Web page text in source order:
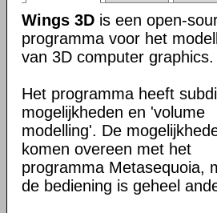
Wings 3D is een open-
programma voor het
van 3D computer graphics.
Het programma heeft
mogelijkheden en 'volume
modelling'. De
komen overeen met het
programma Metasequoia,
de bediening is geheel